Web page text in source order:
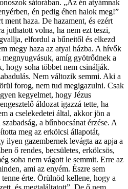
sátorában. „Az én atyámnak
én pedig éhen halok meg!”
ment haza. De hazament, és ezért
juthatott volna, ha nem ezt teszi,
elfordul a bűneitől és elkezd
megy haza az atyai házba. A hívők
amíg gyötrődnek a
hogy soha többet nem csinálják.
Nem változik semmi. Aki a
forog, nem tud megigazulni. Csak
kegyelmet, hogy Jézus
áldozat igazzá tette, ha
a cselekedetei által, akkor jön a
a bűnbocsánat érzése. A
meg az erkölcsi állapotát,
ilyen gazembernek levágta az apja a
ő rendes, becsületes, erkölcsös,
soha nem vágott le semmit. Erre az
ami az enyém. Észre sem
érte. Örülnöd kellene, hogy a